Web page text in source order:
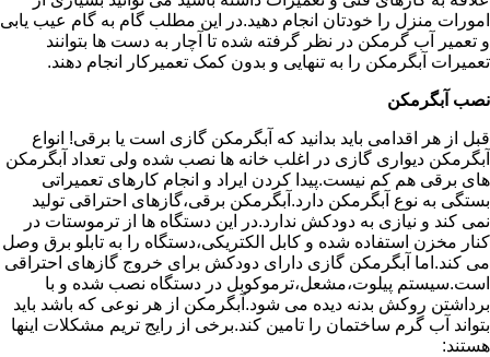
امورات منزل را خودتان انجام دهید.در این مطلب گام به گام عیب یابی
و تعمیر آب گرمکن در نظر گرفته شده تا آچار به دست ها بتوانند
تعمیرات آبگرمکن را به تنهایی و بدون کمک تعمیرکار انجام دهند.
نصب آبگرمکن
قبل از هر اقدامی باید بدانید که آبگرمکن گازی است یا برقی! انواع
آبگرمکن دیواری گازی در اغلب خانه ها نصب شده ولی تعداد آبگرمکن
های برقی هم کم نیست.پیدا کردن ایراد و انجام کارهای تعمیراتی
بستگی به نوع آبگرمکن دارد.آبگرمکن برقی،گازهای احتراقی تولید
نمی کند و نیازی به دودکش ندارد.در این دستگاه ها از ترموستات در
کنار مخزن استفاده شده و کابل الکتریکی،دستگاه را به تابلو برق وصل
می کند.اما آبگرمکن گازی دارای دودکش برای خروج گازهای احتراقی
است.سیستم پیلوت،مشعل،ترموکوبل در دستگاه نصب شده و با
برداشتن روکش بدنه دیده می شود.آبگرمکن از هر نوعی که باشد باید
بتواند آب گرم ساختمان را تامین کند.برخی از رایج تریم مشکلات اینها
هستند: